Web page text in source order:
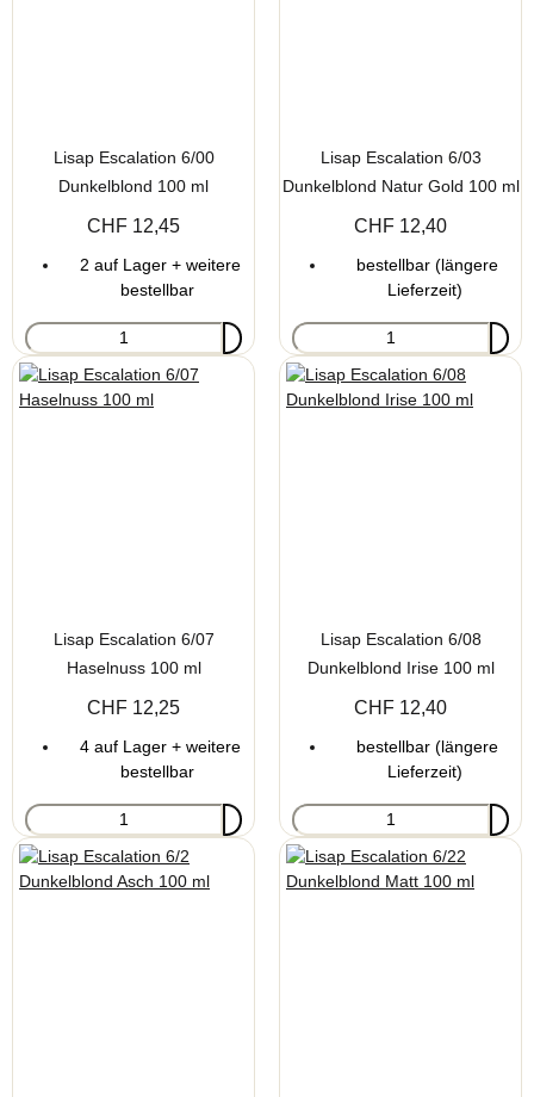
Lisap Escalation 6/00
Dunkelblond 100 ml
CHF 12,45
2 auf Lager + weitere
bestellbar
Lisap Escalation 6/03
Dunkelblond Natur Gold 100 ml
CHF 12,40
bestellbar (längere
Lieferzeit)
Lisap Escalation 6/07
Haselnuss 100 ml
CHF 12,25
4 auf Lager + weitere
bestellbar
Lisap Escalation 6/08
Dunkelblond Irise 100 ml
CHF 12,40
bestellbar (längere
Lieferzeit)